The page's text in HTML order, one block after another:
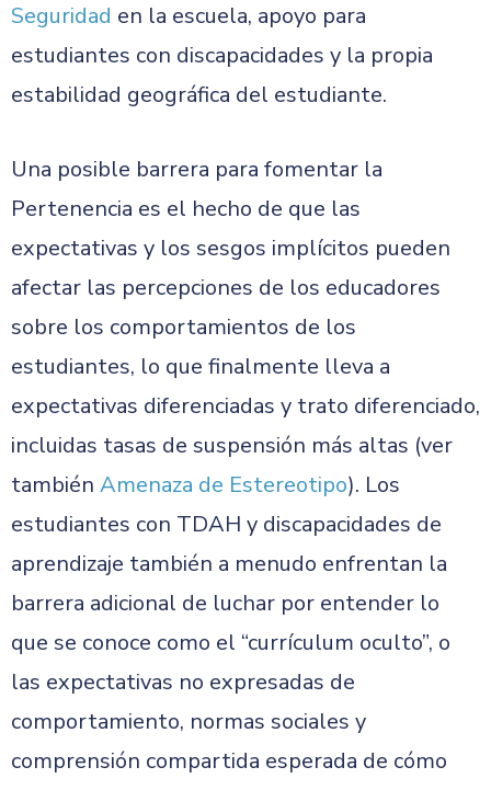
Seguridad en la escuela, apoyo para
estudiantes con discapacidades y la propia
estabilidad geográfica del estudiante.
Una posible barrera para fomentar la
Pertenencia es el hecho de que las
expectativas y los sesgos implícitos pueden
afectar las percepciones de los educadores
sobre los comportamientos de los
estudiantes, lo que finalmente lleva a
expectativas diferenciadas y trato diferenciado,
incluidas tasas de suspensión más altas (ver
también Amenaza de Estereotipo). Los
estudiantes con TDAH y discapacidades de
aprendizaje también a menudo enfrentan la
barrera adicional de luchar por entender lo
que se conoce como el “currículum oculto”, o
las expectativas no expresadas de
comportamiento, normas sociales y
comprensión compartida esperada de cómo